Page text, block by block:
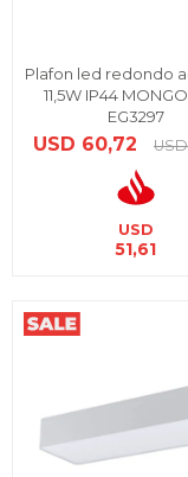
Plafon led redondo
11,5W IP44
EG3297
USD 60,72 USD
USD
51,61